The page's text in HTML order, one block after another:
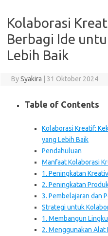
Kolaborasi
Berbagi Ide
Lebih Baik
BySyakira 31 Oktober 2024
Table of Contents
Kolaborasi Kreatif:
yang Lebih Baik
Pendahuluan
Manfaat Kolaborasi
1. Peningkatan
2. Peningkatan
3. Pembelajaran dan
Strategi untuk
1. Membangun
2. Menggunakan Alat